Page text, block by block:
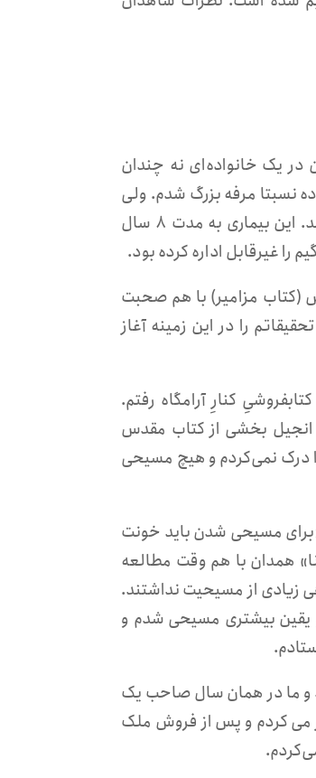
(عمید فتحی) است. من در آبان ۱۳۵۳، در همدان در یک خانواده‌ای نه چندان
نسبتا مرفه بزرگ شدم. ولی
در ۲۱ سالگی دچار بیماری الکلیسم شدم و بعد از آن زندگی من غیر قابل اداره شد. این بیماری به مدت ۸ سال
را غیرقابل اداره کرده بود.
کتاب مقدس (کتاب مزامیر) با هم صحبت
را در این زمینه آغاز
کنارِ آرامگاه رفتم.
بخشی از کتاب مقدس
درک نمی‌کردم و هیچ مسیحی
مسیحی شدن باید خونت
همدان با هم وقت مطالعه
زیادی از مسیحیت نداشتند.
اما در واقع در سال ۱۳۸۵، با شناخت و یقین بیشتری مسیحی شدم و
ازدواج کردم. او نیز در سال ۱۳۸۹ مسیحی شد و ما در همان سال صاحب یک
می کردم و پس از فروش ملک